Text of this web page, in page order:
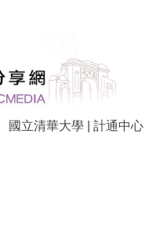
國立清華大學 計通中心